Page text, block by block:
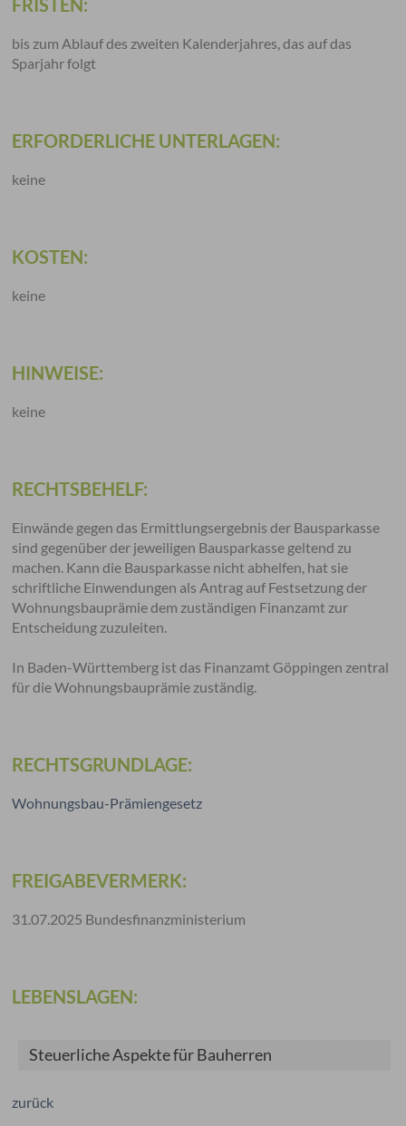
FRISTEN:
bis zum Ablauf des zweiten Kalenderjahres, das auf das
Sparjahr folgt
ERFORDERLICHE UNTERLAGEN:
keine
KOSTEN:
keine
HINWEISE:
keine
RECHTSBEHELF:
Einwände gegen das Ermittlungsergebnis der Bausparkasse
sind gegenüber der jeweiligen Bausparkasse geltend zu
machen. Kann die Bausparkasse nicht abhelfen, hat sie
schriftliche Einwendungen als Antrag auf Festsetzung der
Wohnungsbauprämie dem zuständigen Finanzamt zur
Entscheidung zuzuleiten.
In Baden-Württemberg ist das Finanzamt Göppingen zentral
für die Wohnungsbauprämie zuständig.
RECHTSGRUNDLAGE:
Wohnungsbau-Prämiengesetz
FREIGABEVERMERK:
31.07.2025 Bundesfinanzministerium
LEBENSLAGEN:
Steuerliche Aspekte für Bauherren
zurück